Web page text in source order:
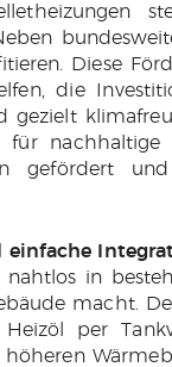
Diese
die
gezielt
für
gefördert
einfache
nahtlos in
macht.
per